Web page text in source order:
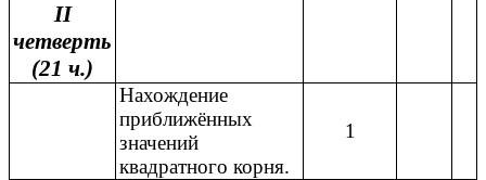
II
четверть
(21 ч.)
Нахождение
приближённых
значений
квадратного корня.
1